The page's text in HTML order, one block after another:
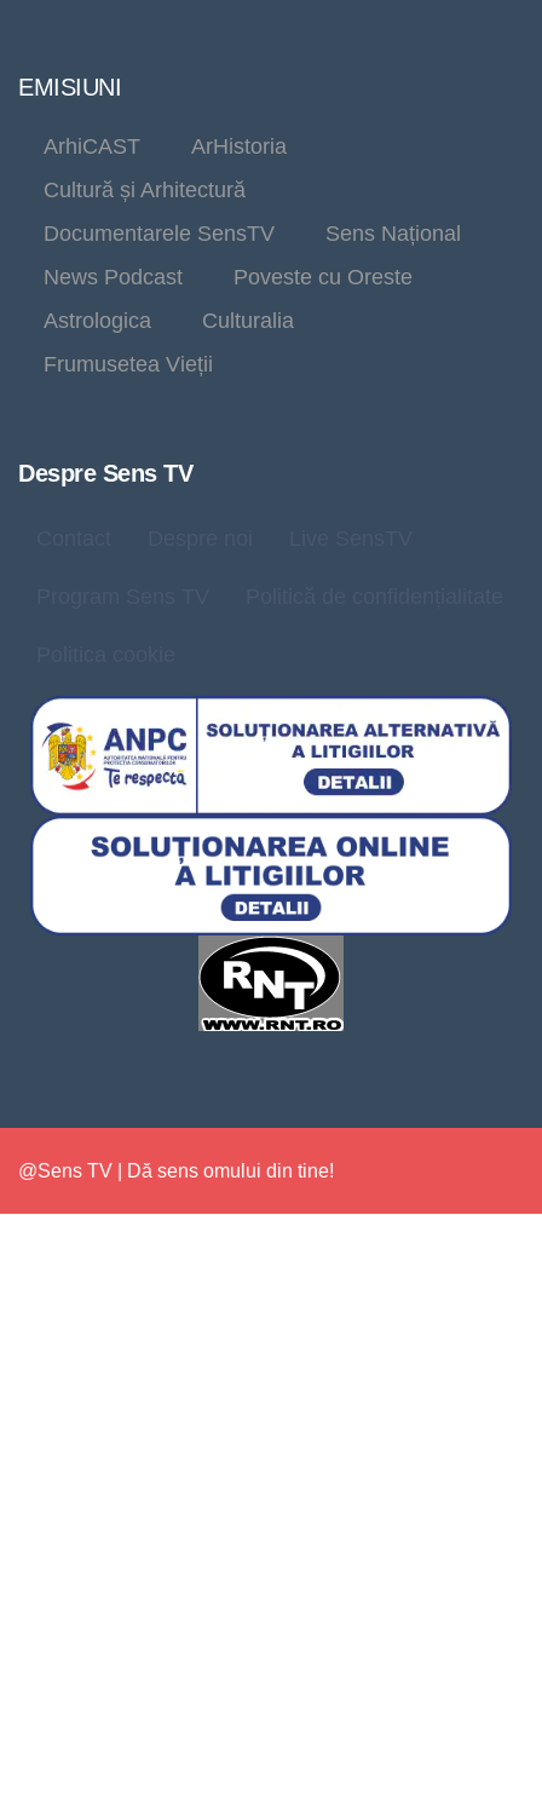
EMISIUNI
ArhiCAST
ArHistoria
Cultură și Arhitectură
Documentarele SensTV
Sens Național
News Podcast
Poveste cu Oreste
Astrologica
Culturalia
Frumusetea Vieții
Despre Sens TV
@Sens TV | Dă sens omului din tine!